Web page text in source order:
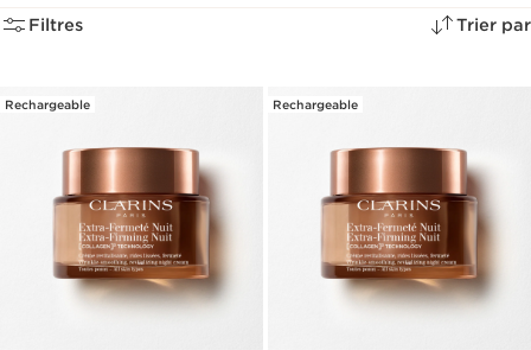
Filtres Trier par
Rechargeable Rechargeable